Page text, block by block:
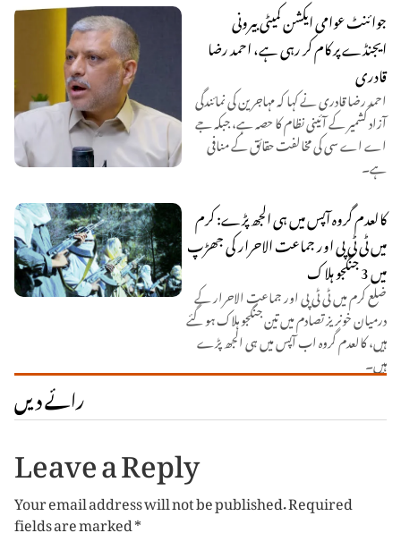
جوائنٹ عوامی ایکشن کمیٹی بیرونی
ایجنڈے پر کام کر رہی ہے، احمد رضا
قادری
احمد رضا قادری نے کہا کہ مہاجرین کی نمائندگی
آزاد کشمیر کے آئینی نظام کا حصہ ہے، جبکہ جے
اے اے سی کی مخالفت حقائق کے منافی
ہے۔
کالعدم گروہ آپس میں ہی الجھ پڑے: کرم
میں ٹی ٹی پی اور جماعت الاحرار کی جھڑپ
میں 3 جنگجو ہلاک
ضلع کرم میں ٹی ٹی پی اور جماعت الاحرار کے
درمیان خونریز تصادم میں تین جنگجو ہلاک ہو گئے
ہیں، کالعدم گروہ اب آپس میں ہی الجھ پڑے
ہیں۔
رائے دیں
Leave a Reply
Your email address will not be published.Required
fields are marked*